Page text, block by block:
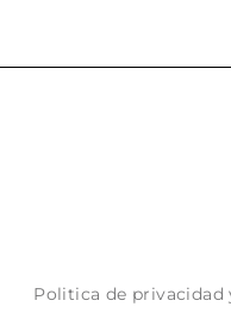
Politica de privacidad